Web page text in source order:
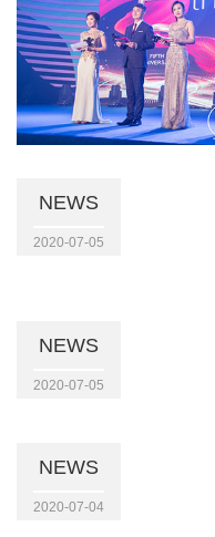
NEWS
2020-07-05
NEWS
2020-07-05
NEWS
2020-07-04